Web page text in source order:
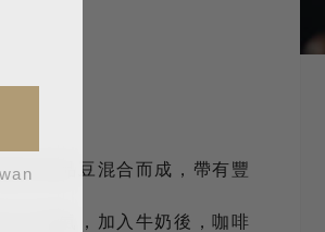
的精品豆混合而成，帶有豐
可香氣，加入牛奶後，咖啡